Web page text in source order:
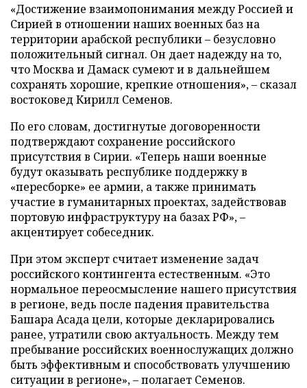
«Достижение взаимопонимания между Россией и
Сирией в отношении наших военных баз на
территории арабской республики – безусловно
положительный сигнал. Он дает надежду на то,
что Москва и Дамаск сумеют и в дальнейшем
сохранять хорошие, крепкие отношения», – сказал
востоковед Кирилл Семенов.
По его словам, достигнутые договоренности
подтверждают сохранение российского
присутствия в Сирии. «Теперь наши военные
будут оказывать республике поддержку в
«пересборке» ее армии, а также принимать
участие в гуманитарных проектах, задействовав
портовую инфраструктуру на базах РФ», –
акцентирует собеседник.
При этом эксперт считает изменение задач
российского контингента естественным. «Это
нормальное переосмысление нашего присутствия
в регионе, ведь после падения правительства
Башара Асада цели, которые декларировались
ранее, утратили свою актуальность. Между тем
пребывание российских военнослужащих должно
быть эффективным и способствовать улучшению
ситуации в регионе», – полагает Семенов.